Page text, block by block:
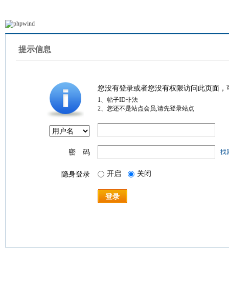
提示信息
您没有登录或者您没有权限访问此页面
1、帖子ID非法
2、您还不是站点会员,请先登录站点
密 码 找
隐身登录 开启 关闭
登录